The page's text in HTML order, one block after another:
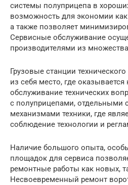
системы полуприцепа в
возможность для экономии
а также позволяет
Сервисные обслуживание
производителями из
Грузовые станции
из себя место, где
обслуживание технических
с полуприцепами, отдельными
механизмами техники, где
соблюдение технологии и
Наличие большого опыта,
площадок для сервиса
ремонтные работы как новых,
Несвоевременный ремонт